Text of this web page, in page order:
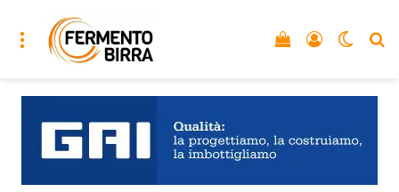
Menu Accedi
Vedi il carrello